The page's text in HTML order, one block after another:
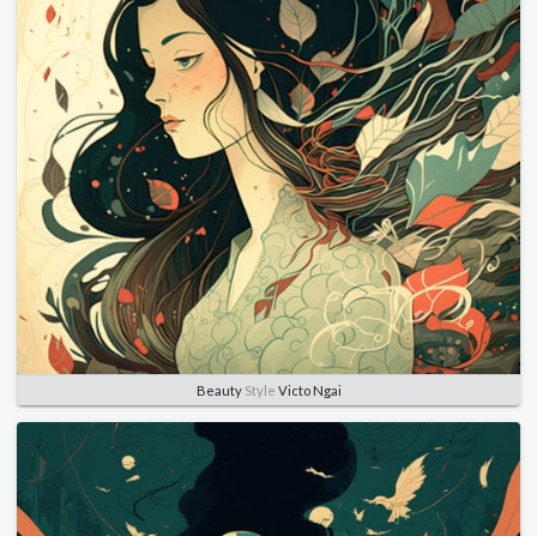
BeautyStyle Victo Ngai